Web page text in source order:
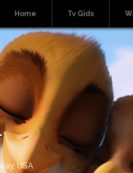
Home Tv Gids
USA